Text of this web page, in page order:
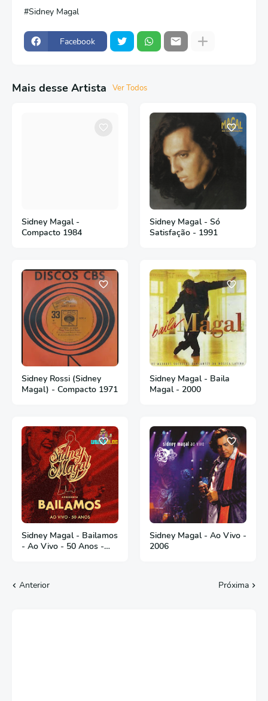
Sidney Magal
Facebook
Mais desse Artista Ver Todos
Sidney Magal -
Compacto 1984
Sidney Magal - Só
Satisfação - 1991
Sidney Rossi (Sidney
Magal) - Compacto 1971
Sidney Magal - Baila
Magal - 2000
Sidney Magal - Bailamos
- Ao Vivo - 50 Anos -
Sidney Magal - Ao Vivo -
2006
Anterior Próxima